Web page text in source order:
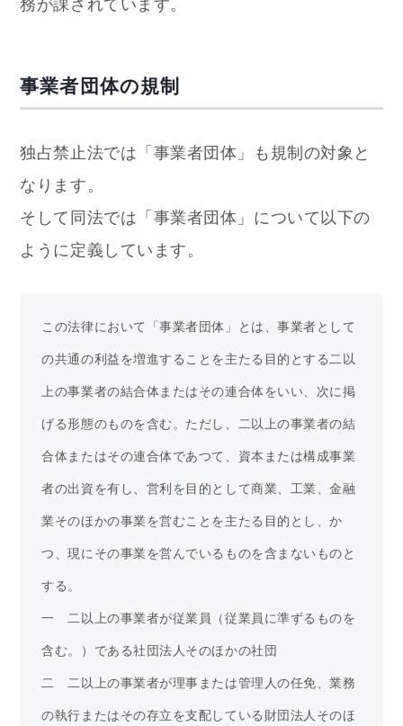
務が課されています。
事業者団体の規制
独占禁止法では「事業者団体」も規制の対象と
なります。
そして同法では「事業者団体」について以下の
ように定義しています。
この法律において「事業者団体」とは、事業者として
の共通の利益を増進することを主たる目的とする二以
上の事業者の結合体またはその連合体をいい、次に掲
げる形態のものを含む。ただし、二以上の事業者の結
合体またはその連合体であつて、資本または構成事業
者の出資を有し、営利を目的として商業、工業、金融
業そのほかの事業を営むことを主たる目的とし、か
つ、現にその事業を営んでいるものを含まないものと
する。
一　二以上の事業者が従業員（従業員に準ずるものを
含む。）である社団法人そのほかの社団
二　二以上の事業者が理事または管理人の任免、業務
の執行またはその存立を支配している財団法人そのほ